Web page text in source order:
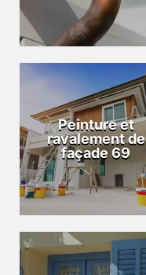
Peinture et
ravalement de
façade 69